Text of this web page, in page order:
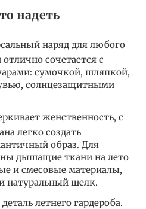
надеть
наряд для любого
сочетается с
сумочкой, шляпкой,
солнцезащитными
женственность, с
легко создать
образ. Для
дышащие ткани на лето
и смесовые материалы,
натуральный шелк.
летнего гардероба.